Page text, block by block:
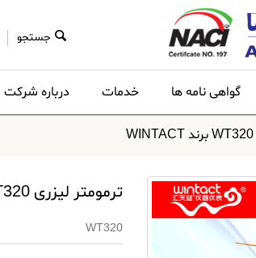
جستجو
گواهی نامه ها خدمات درباره شرکت
ترمومتر لیزری WT320 برند WINTACT
WT320